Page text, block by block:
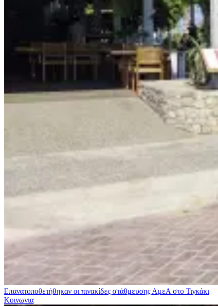
Επανατοποθετήθηκαν οι πινακίδες στάθμευσης ΑμεΑ στο Τιγκάκι
Κοινωνια